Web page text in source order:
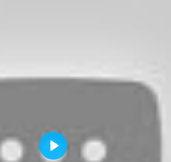
Воспроизвести